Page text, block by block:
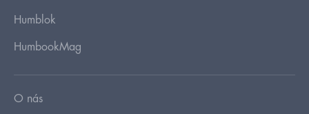
Humblok
HumbookMag
O nás